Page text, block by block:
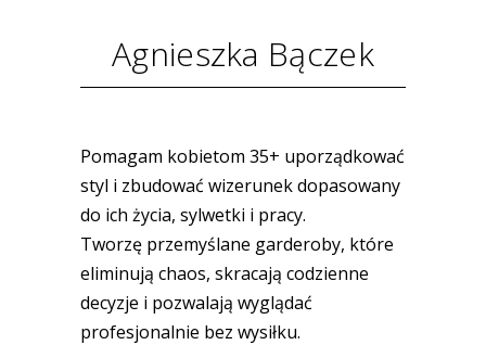
Agnieszka Bączek
Pomagam kobietom 35+ uporządkować
styl i zbudować wizerunek dopasowany
do ich życia, sylwetki i pracy.
Tworzę przemyślane garderoby, które
eliminują chaos, skracają codzienne
decyzje i pozwalają wyglądać
profesjonalnie bez wysiłku.